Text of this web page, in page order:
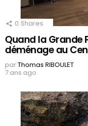
0 Shares
Quand la Grande
déménage au
parThomas RIBOULET
7 ans ago